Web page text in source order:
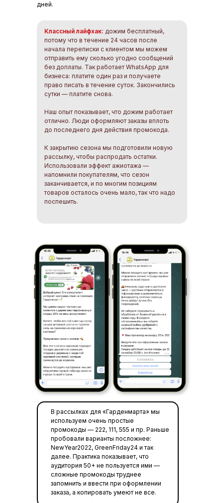
дней.
Классный лайфхак: дожим бесплатный,
потому что в течение 24 часов после
начала переписки с клиентом мы можем
отправить ему сколько угодно сообщений
без доплаты. Так работает WhatsApp для
бизнеса: платите один раз и получаете
право писать в течение суток. Закончились
сутки — платите снова.
Наш опыт показывает, что дожим работает
отлично. Люди оформляют заказы вплоть
до последнего дня действия промокода.
К закрытию сезона мы подготовили новую
рассылку, чтобы распродать остатки.
Использовали эффект ажиотажа —
напомнили покупателям, что сезон
заканчивается, и по многим позициям
товаров осталось очень мало, так что надо
поспешить.
В рассылках для «Гарденмарта» мы
используем очень простые
промокоды — 222, 111, 555 и пр. Раньше
пробовали варианты посложнее:
NewYear2022, GreenFriday24 и так
далее. Практика показывает, что
аудитория 50+ не пользуется ими —
сложные промокоды труднее
запомнить и ввести при оформлении
заказа, а копировать умеют не все.